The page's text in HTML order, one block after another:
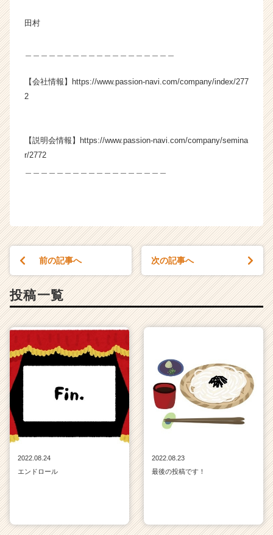
田村
【会社情報】https://www.passion-navi.com/company/index/277
2
【説明会情報】https://www.passion-navi.com/company/semina
r/2772
前の記事へ 次の記事へ
投稿一覧
2022.08.24
エンドロール
2022.08.23
最後の投稿です！